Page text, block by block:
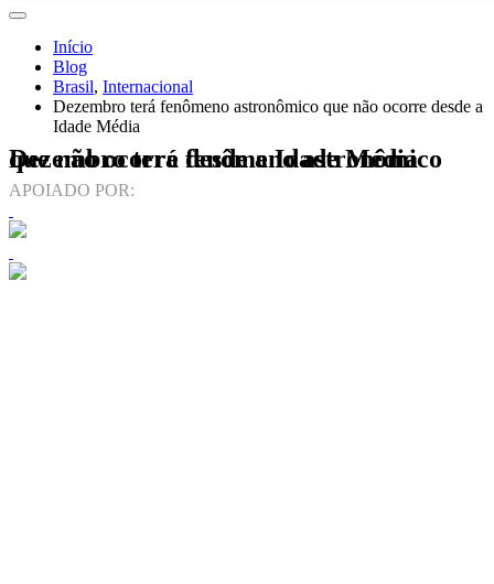
Início
Blog
Brasil, Internacional
Dezembro terá fenômeno astronômico que não ocorre desde a
Idade Média
Dezembro terá fenômeno astronômico que não ocorre desde a Idade Média
APOIADO POR: